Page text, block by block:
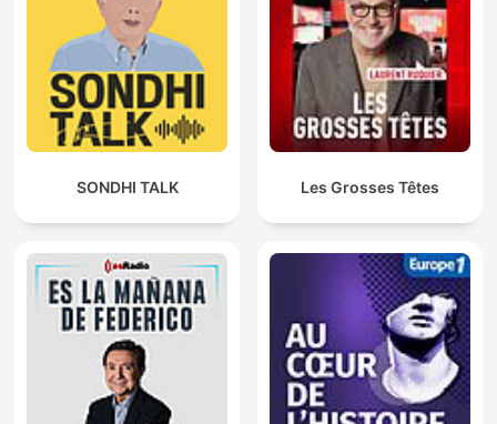
SONDHI TALK Les Grosses Têtes